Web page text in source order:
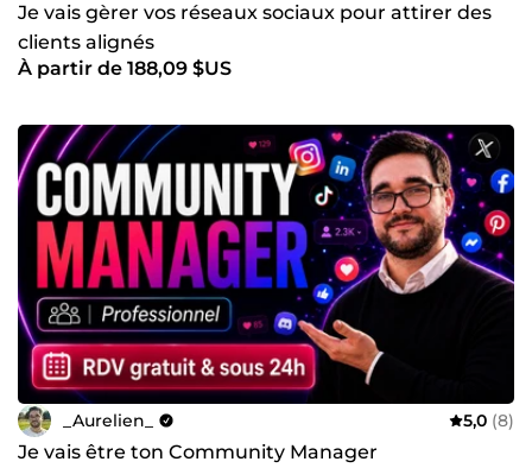
Je vais gèrer vos réseaux sociaux pour attirer des
clients alignés
À partir de 188,09 $US
_Aurelien_ 5,0 (8)
Je vais être ton Community Manager